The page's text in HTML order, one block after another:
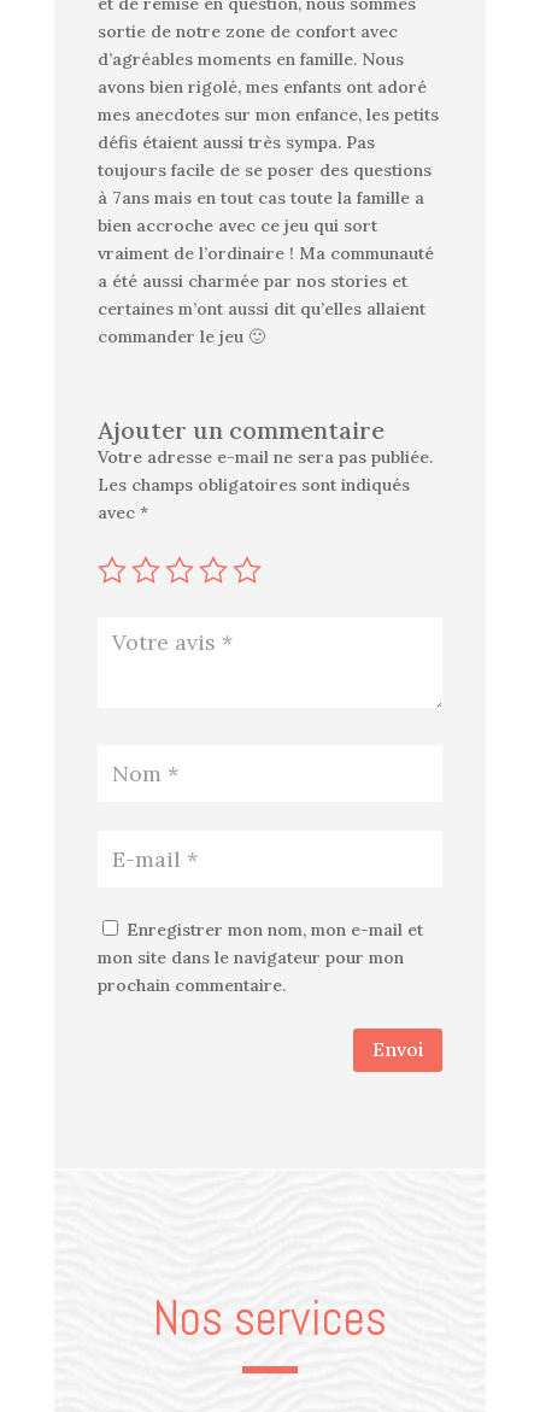
sortie de notre zone de confort avec
d’agréables moments en famille. Nous
avons bien rigolé, mes enfants ont adoré
mes anecdotes sur mon enfance, les petits
défis étaient aussi très sympa. Pas
toujours facile de se poser des questions
à 7ans mais en tout cas toute la famille a
bien accroche avec ce jeu qui sort
vraiment de l’ordinaire ! Ma communauté
a été aussi charmée par nos stories et
certaines m’ont aussi dit qu’elles allaient
commander le jeu 🙂
Ajouter un commentaire
Votre adresse e-mail ne sera pas publiée.
Les champs obligatoires sont indiqués
avec *
Enregistrer mon nom, mon e-mail et
mon site dans le navigateur pour mon
prochain commentaire.
Envoi
Nos services